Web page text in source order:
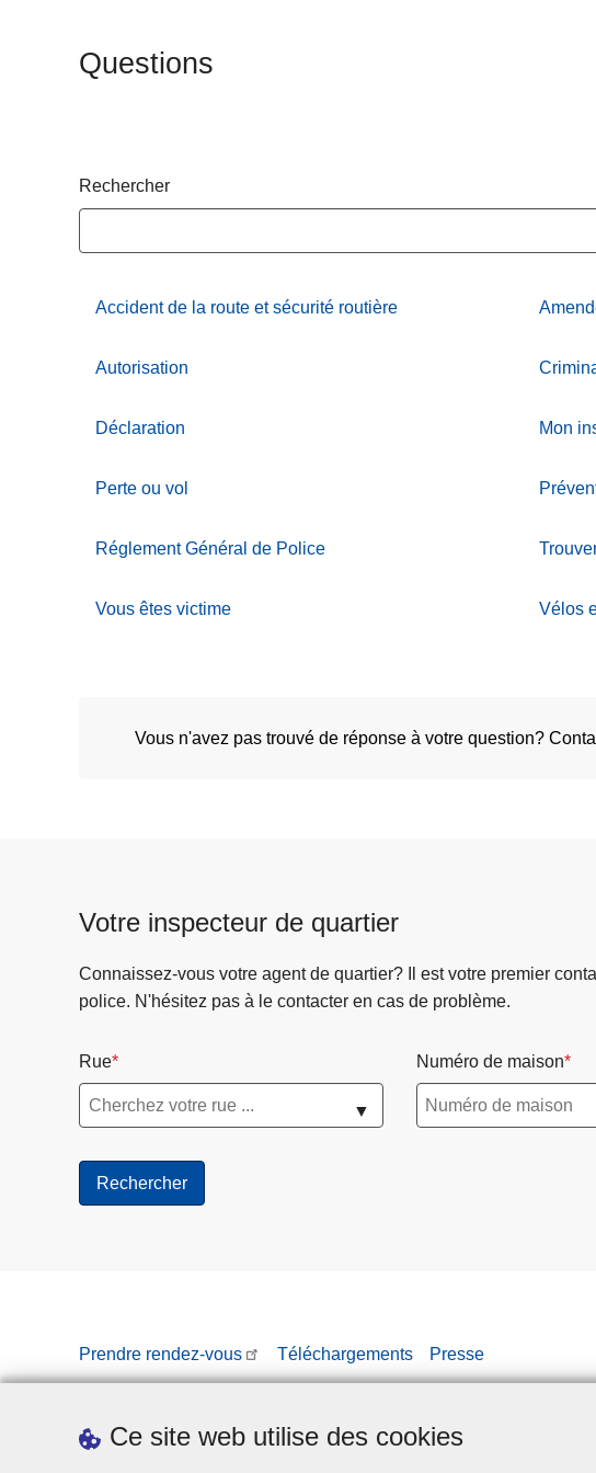
Ce site web utilise des cookies
Questions
Rechercher
Accident de la route et sécurité routière
Autorisation
Déclaration Mon
Perte ou vol
Réglement Général de Police
Vous êtes victime Vélos
Vous n'avez pas trouvé de réponse à votre question?
Votre inspecteur de quartier
Connaissez-vous votre agent de quartier? Il est votre premier
police. N'hésitez pas à le contacter en cas de problème.
Rue
▼
Numéro de maison
Prendre rendez-vous Téléchargements Presse